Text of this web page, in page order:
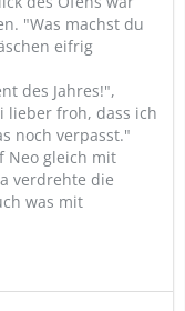
"Was machst du
eifrig
des Jahres!",
lieber froh, dass ich
noch verpasst."
Neo gleich mit
verdrehte die
was mit